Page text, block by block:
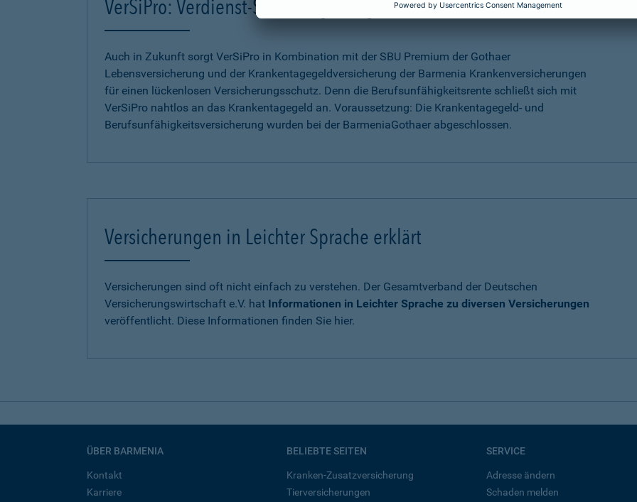
VerSiPro: Verdienst-Sicherungs-Programm
Auch in Zukunft sorgt VerSiPro in Kombination mit der SBU Premium der Gothaer
Lebensversicherung und der Krankentagegeldversicherung der Barmenia Krankenversicherungen
für einen lückenlosen Versicherungsschutz. Denn die Berufsunfähigkeitsrente schließt sich mit
VerSiPro nahtlos an das Krankentagegeld an. Voraussetzung: Die Krankentagegeld- und
Berufsunfähigkeitsversicherung wurden bei der BarmeniaGothaer abgeschlossen.
Versicherungen in Leichter Sprache erklärt
Versicherungen sind oft nicht einfach zu verstehen. Der Gesamtverband der Deutschen
Versicherungswirtschaft e.V. hat Informationen in Leichter Sprache zu diversen Versicherungen
veröffentlicht. Diese Informationen finden Sie hier.
ÜBER BARMENIA
Kontakt
Karriere
BELIEBTE SEITEN
Kranken-Zusatzversicherung
Tierversicherungen
SERVICE
Adresse ändern
Schaden melden